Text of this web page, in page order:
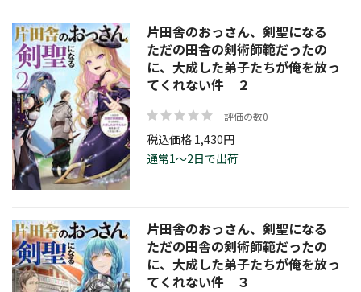
絞り込む
リセット
片田舎のおっさん、剣聖になる
ただの田舎の剣術師範だったの
に、大成した弟子たちが俺を放っ
てくれない件 ２
評価の数0
税込価格 1,430円
通常1～2日で出荷
片田舎のおっさん、剣聖になる
ただの田舎の剣術師範だったの
に、大成した弟子たちが俺を放っ
てくれない件 ３